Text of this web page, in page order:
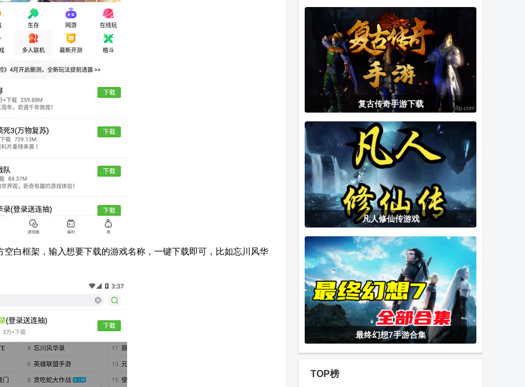
白框架，输入想要下载的游戏名称，一键下载即可，比如忘川风华
赤月强者传奇
官方正版
封灵诀最新版
NGP.emu模拟
器中文最新版
复古传奇手游下载
凡人修仙传游戏
最终幻想7手游合集
TOP榜